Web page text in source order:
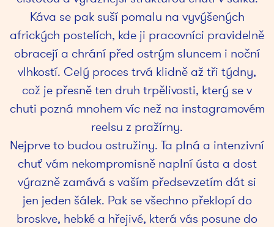
Káva se pak suší pomalu na vyvýšených
afrických postelích, kde ji pracovníci pravidelně
obracejí a chrání před ostrým sluncem i noční
vlhkostí. Celý proces trvá klidně až tři týdny,
což je přesně ten druh trpělivosti, který se v
chuti pozná mnohem víc než na instagramovém
reelsu z pražírny.
Nejprve to budou ostružiny. Ta plná a intenzivní
chuť vám nekompromisně naplní ústa a dost
výrazně zamává s vaším předsevzetím dát si
jen jeden šálek. Pak se všechno překlopí do
broskve, hebké a hřejivé, která vás posune do